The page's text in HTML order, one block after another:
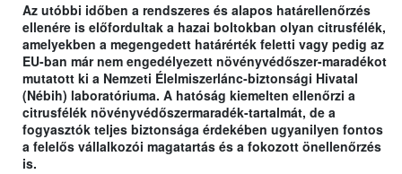
Az utóbbi időben a rendszeres és alapos határellenőrzés
ellenére is előfordultak a hazai boltokban olyan citrusfélék,
amelyekben a megengedett határérték feletti vagy pedig az
EU-ban már nem engedélyezett növényvédőszer-maradékot
mutatott ki a Nemzeti Élelmiszerlánc-biztonsági Hivatal
(Nébih) laboratóriuma. A hatóság kiemelten ellenőrzi a
citrusfélék növényvédőszermaradék-tartalmát, de a
fogyasztók teljes biztonsága érdekében ugyanilyen fontos
a felelős vállalkozói magatartás és a fokozott önellenőrzés
is.